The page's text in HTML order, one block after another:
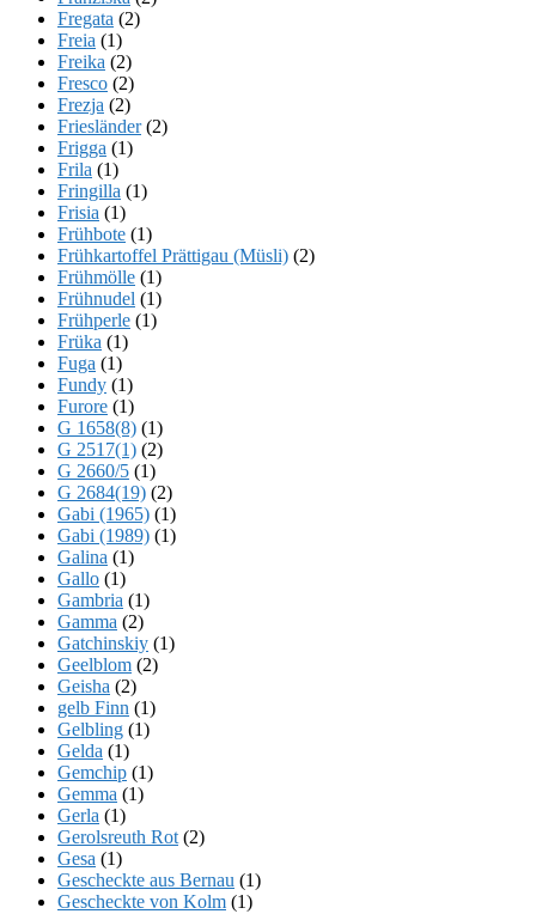
Fregata (2)
Freia (1)
Freika (2)
Fresco (2)
Frezja (2)
Friesländer(2)
Frigga (1)
Frila (1)
Fringilla (1)
Frisia (1)
Frühbote (1)
Frühkartoffel Prättigau (Müsli) (2)
Frühmölle (1)
Frühnudel (1)
Frühperle (1)
Früka (1)
Fuga (1)
Fundy (1)
Furore (1)
G 1658(8) (1)
G 2517(1) (2)
G 2660/5 (1)
G 2684(19) (2)
Gabi (1965) (1)
Gabi (1989) (1)
Galina (1)
Gallo (1)
Gambria (1)
Gamma (2)
Gatchinskiy (1)
Geelblom (2)
Geisha (2)
gelb Finn (1)
Gelbling (1)
Gelda (1)
Gemchip (1)
Gemma (1)
Gerla (1)
Gerolsreuth Rot (2)
Gesa (1)
Gescheckte aus Bernau (1)
Gescheckte von Kolm (1)